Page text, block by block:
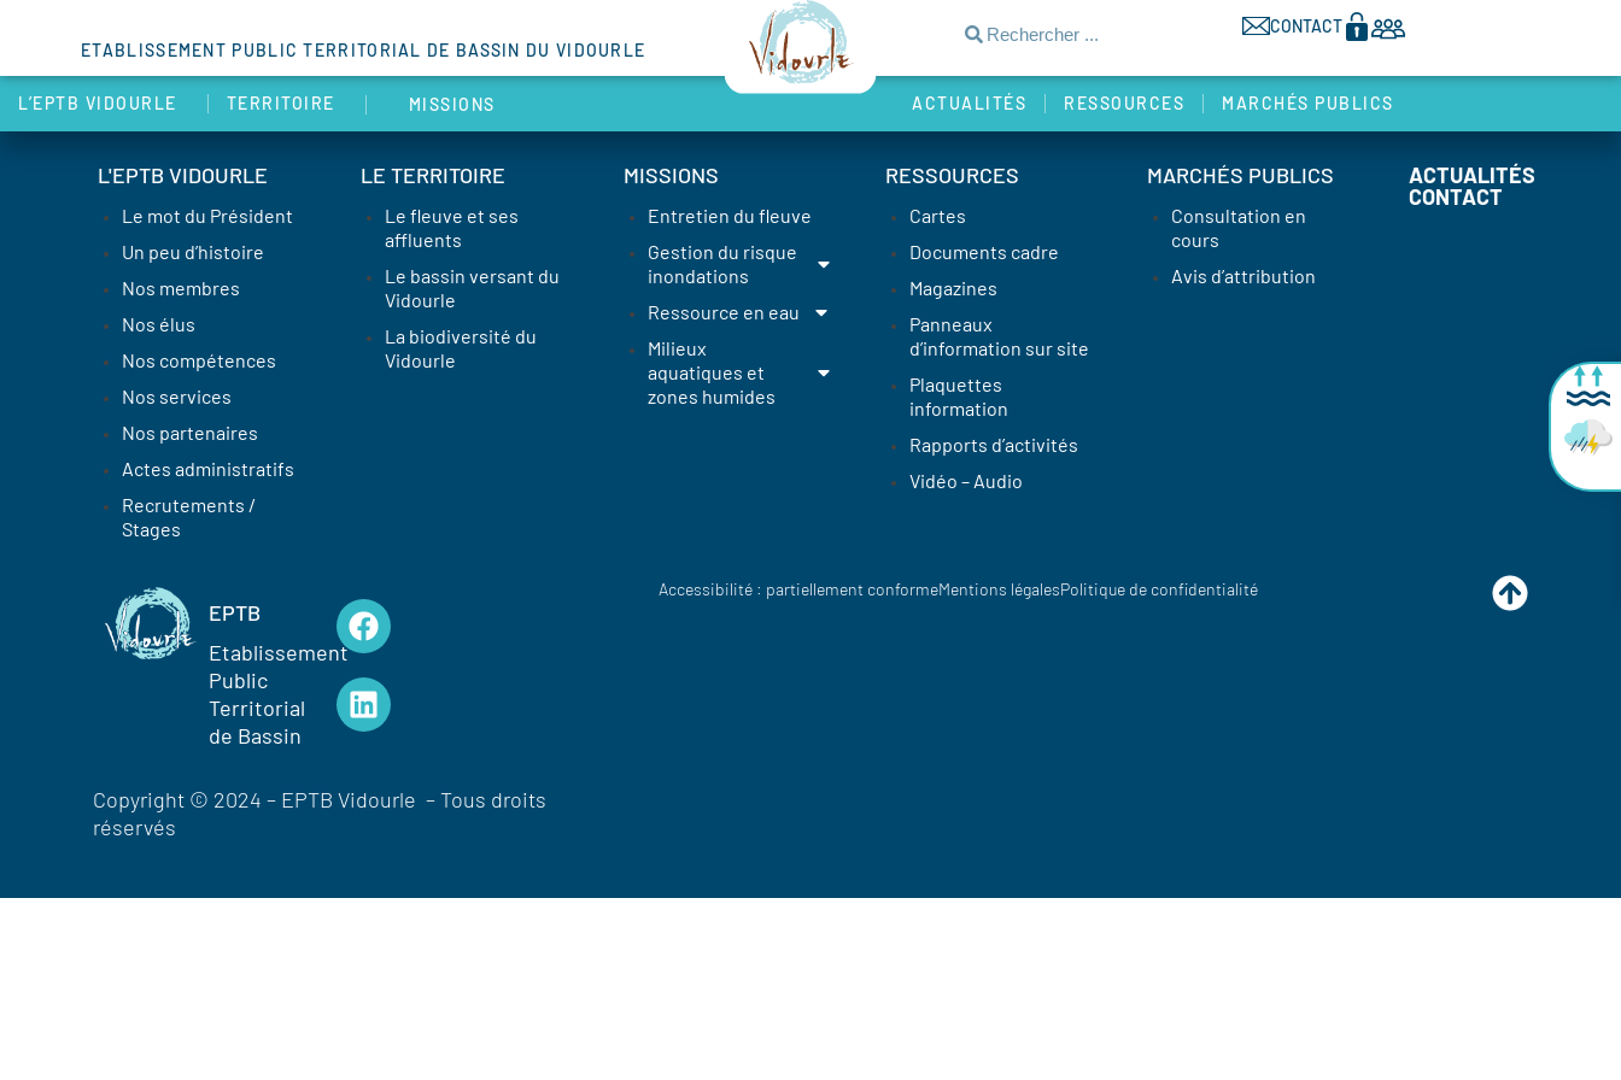
ETABLISSEMENT PUBLIC TERRITORIAL DE BASSIN DU VIDOURLE
CONTACT
L’EPTB VIDOURLE TERRITOIRE MISSIONS ACTUALITÉS RESSOURCES MARCHÉS PUBLICS
L'EPTB VIDOURLE
Le mot du Président
Un peu d’histoire
Nos membres
Nos élus
Nos compétences
Nos services
Nos partenaires
Actes administratifs
Recrutements /
Stages
LE TERRITOIRE
Le fleuve et ses
affluents
Le bassin versant du
Vidourle
La biodiversité du
Vidourle
MISSIONS
Entretien du fleuve
Gestion du risque
inondations
Ressource en eau
Milieux
aquatiques et
zones humides
RESSOURCES
Cartes
Documents cadre
Magazines
Panneaux
d’information sur site
Plaquettes
information
Rapports d’activités
Vidéo – Audio
MARCHÉS PUBLICS
Consultation en
cours
Avis d’attribution
ACTUALITÉS
CONTACT
EPTB
Etablissement
Public
Territorial
de Bassin
Copyright © 2024 – EPTB Vidourle – Tous droits
réservés
Accessibilité : partiellement conformeMentions légalesPolitique de confidentialité